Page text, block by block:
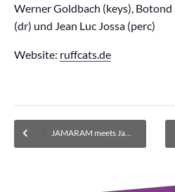
Werner Goldbach (keys), Botond
(dr) und Jean Luc Jossa (perc)
Website: ruffcats.de
JAMARAM meets Jahcoustix (Sitzplätze) – AUSVERKAUFT